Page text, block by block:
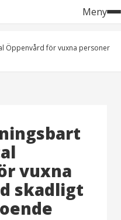
Meny
Öppenvård för vuxna personer
vuxna
skadligt